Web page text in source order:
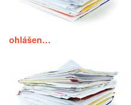
ohlášen…